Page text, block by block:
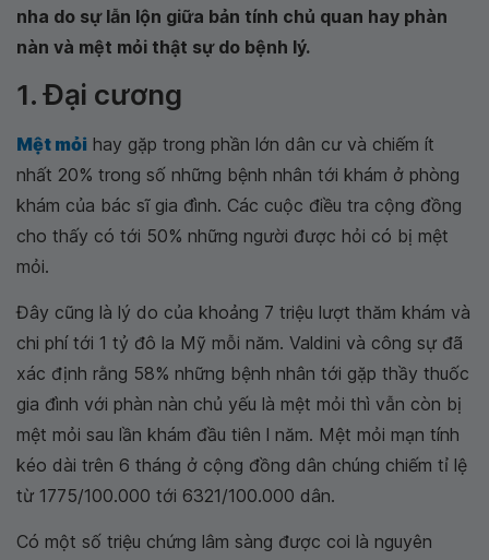
nha do sự lẫn lộn giữa bản tính chủ quan hay phàn
nàn và mệt mỏi thật sự do bệnh lý.
1. Đại cương
Mệt mỏi hay gặp trong phần lớn dân cư và chiếm ít
nhất 20% trong số những bệnh nhân tới khám ở phòng
khám của bác sĩ gia đình. Các cuộc điều tra cộng đồng
cho thấy có tới 50% những người được hỏi có bị mệt
mỏi.
Đây cũng là lý do của khoảng 7 triệu lượt thăm khám và
chi phí tới 1 tỷ đô la Mỹ mỗi năm. Valdini và công sự đã
xác định rằng 58% những bệnh nhân tới gặp thầy thuốc
gia đình với phàn nàn chủ yếu là mệt mỏi thì vẫn còn bị
mệt mỏi sau lần khám đầu tiên l năm. Mệt mỏi mạn tính
kéo dài trên 6 tháng ở cộng đồng dân chúng chiếm tỉ lệ
từ 1775/100.000 tới 6321/100.000 dân.
Có một số triệu chứng lâm sàng được coi là nguyên